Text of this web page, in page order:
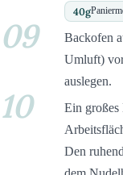
40g
09
Backofen
Umluft)
auslegen.
10
Ein großes
Den